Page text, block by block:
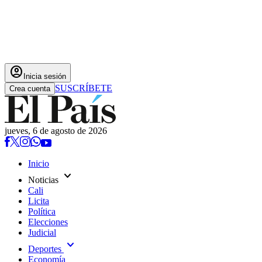
account_circle Inicia sesión
Crea cuenta SUSCRÍBETE
jueves, 6 de agosto de 2026
Inicio
Noticias expand_more
Cali
Licita
Política
Elecciones
Judicial
Deportes expand_more
Economía